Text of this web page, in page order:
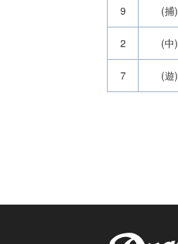
9 (捕)
2 (中)
7 (遊)